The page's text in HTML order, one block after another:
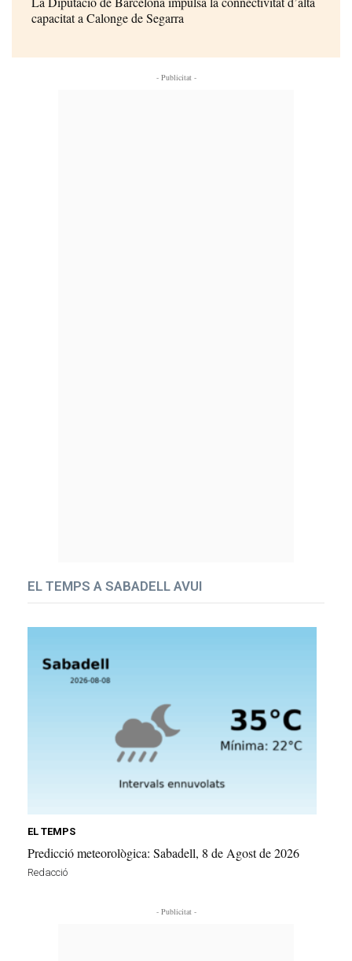
capacitat a Calonge de Segarra
- Publicitat -
EL TEMPS A SABADELL AVUI
EL TEMPS
Predicció meteorològica: Sabadell, 8 de Agost de 2026
Redacció
- Publicitat -